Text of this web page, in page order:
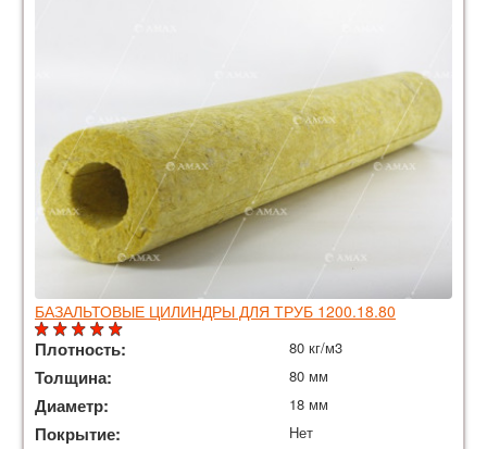
БАЗАЛЬТОВЫЕ ЦИЛИНДРЫ ДЛЯ ТРУБ 1200.18.80
Плотность: 80 кг/м3
Толщина: 80 мм
Диаметр: 18 мм
Покрытие: Нет